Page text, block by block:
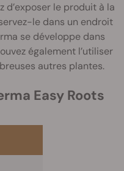
d’exposer le produit à la
le dans un endroit
se développe dans
également l’utiliser
autres plantes.
Easy Roots